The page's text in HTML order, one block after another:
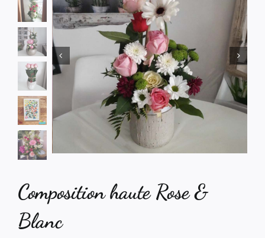
Composition haute Rose &
Blanc